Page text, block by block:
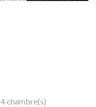
4 chambre(s)